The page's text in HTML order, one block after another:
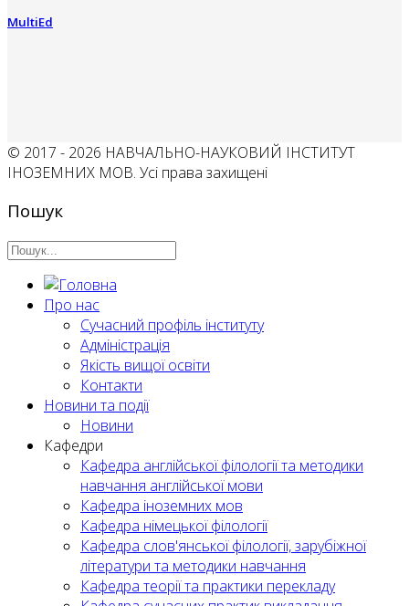
MultiEd
© 2017 - 2026 НАВЧАЛЬНО-НАУКОВИЙ ІНСТИТУТ
ІНОЗЕМНИХ МОВ. Усі права захищені
Пошук
Про нас
Сучасний профіль інституту
Адміністрація
Якість вищої освіти
Контакти
Новини та події
Новини
Кафедри
Кафедра англійської філології та методики
навчання англійської мови
Кафедра іноземних мов
Кафедра німецької філології
Кафедра слов'янської філології, зарубіжної
літератури та методики навчання
Кафедра теорії та практики перекладу